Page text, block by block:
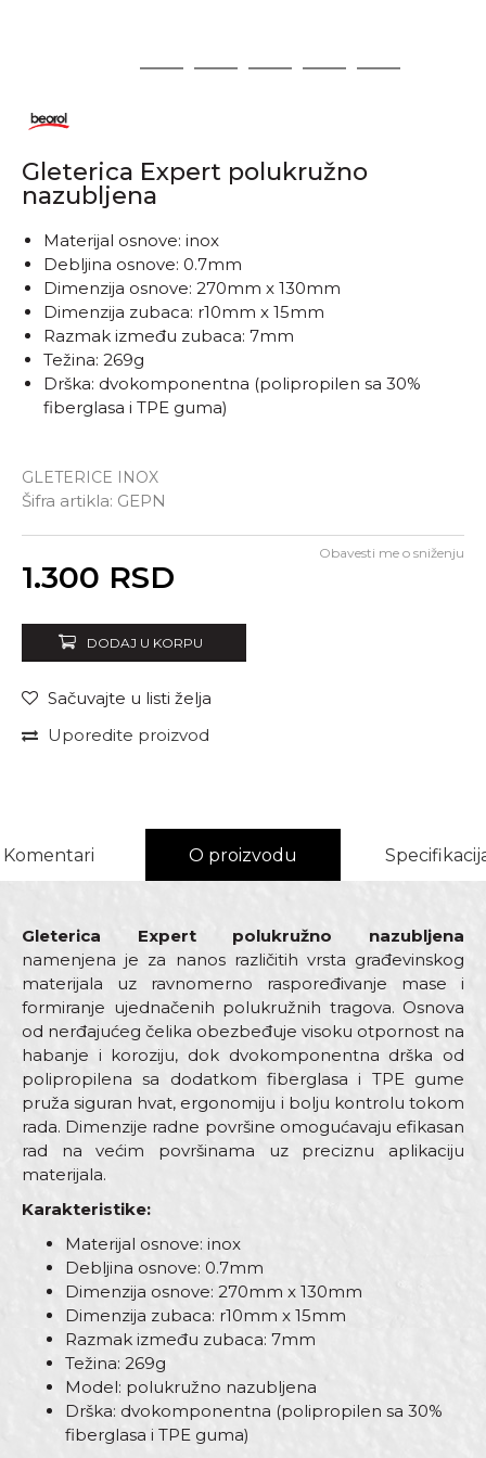
2 3 4 5 6
Gleterica Expert polukružno
nazubljena
GLETERICE INOX
Šifra artikla: GEPN
Materijal osnove: inox
Debljina osnove: 0.7mm
Dimenzija osnove: 270mm x 130mm
Dimenzija zubaca: r10mm x 15mm
Razmak između zubaca: 7mm
Težina: 269g
Drška: dvokomponentna (polipropilen sa 30%
fiberglasa i TPE guma)
1.300 RSD
Obavesti me o sniženju
DODAJ U KORPU
Sačuvajte u listi želja
Uporedite proizvod
Komentari O proizvodu
Gleterica Expert polukružno nazubljena
namenjena je za nanos različitih vrsta građevinskog
materijala uz ravnomerno raspoređivanje mase i
formiranje ujednačenih polukružnih tragova. Osnova
od nerđajućeg čelika obezbeđuje visoku otpornost na
habanje i koroziju, dok dvokomponentna drška od
polipropilena sa dodatkom fiberglasa i TPE gume
pruža siguran hvat, ergonomiju i bolju kontrolu tokom
rada. Dimenzije radne površine omogućavaju efikasan
rad na većim površinama uz preciznu aplikaciju
materijala.
Karakteristike:
Materijal osnove: inox
Debljina osnove: 0.7mm
Dimenzija osnove: 270mm x 130mm
Dimenzija zubaca: r10mm x 15mm
Razmak između zubaca: 7mm
Težina: 269g
Model: polukružno nazubljena
Drška: dvokomponentna (polipropilen sa 30%
fiberglasa i TPE guma)